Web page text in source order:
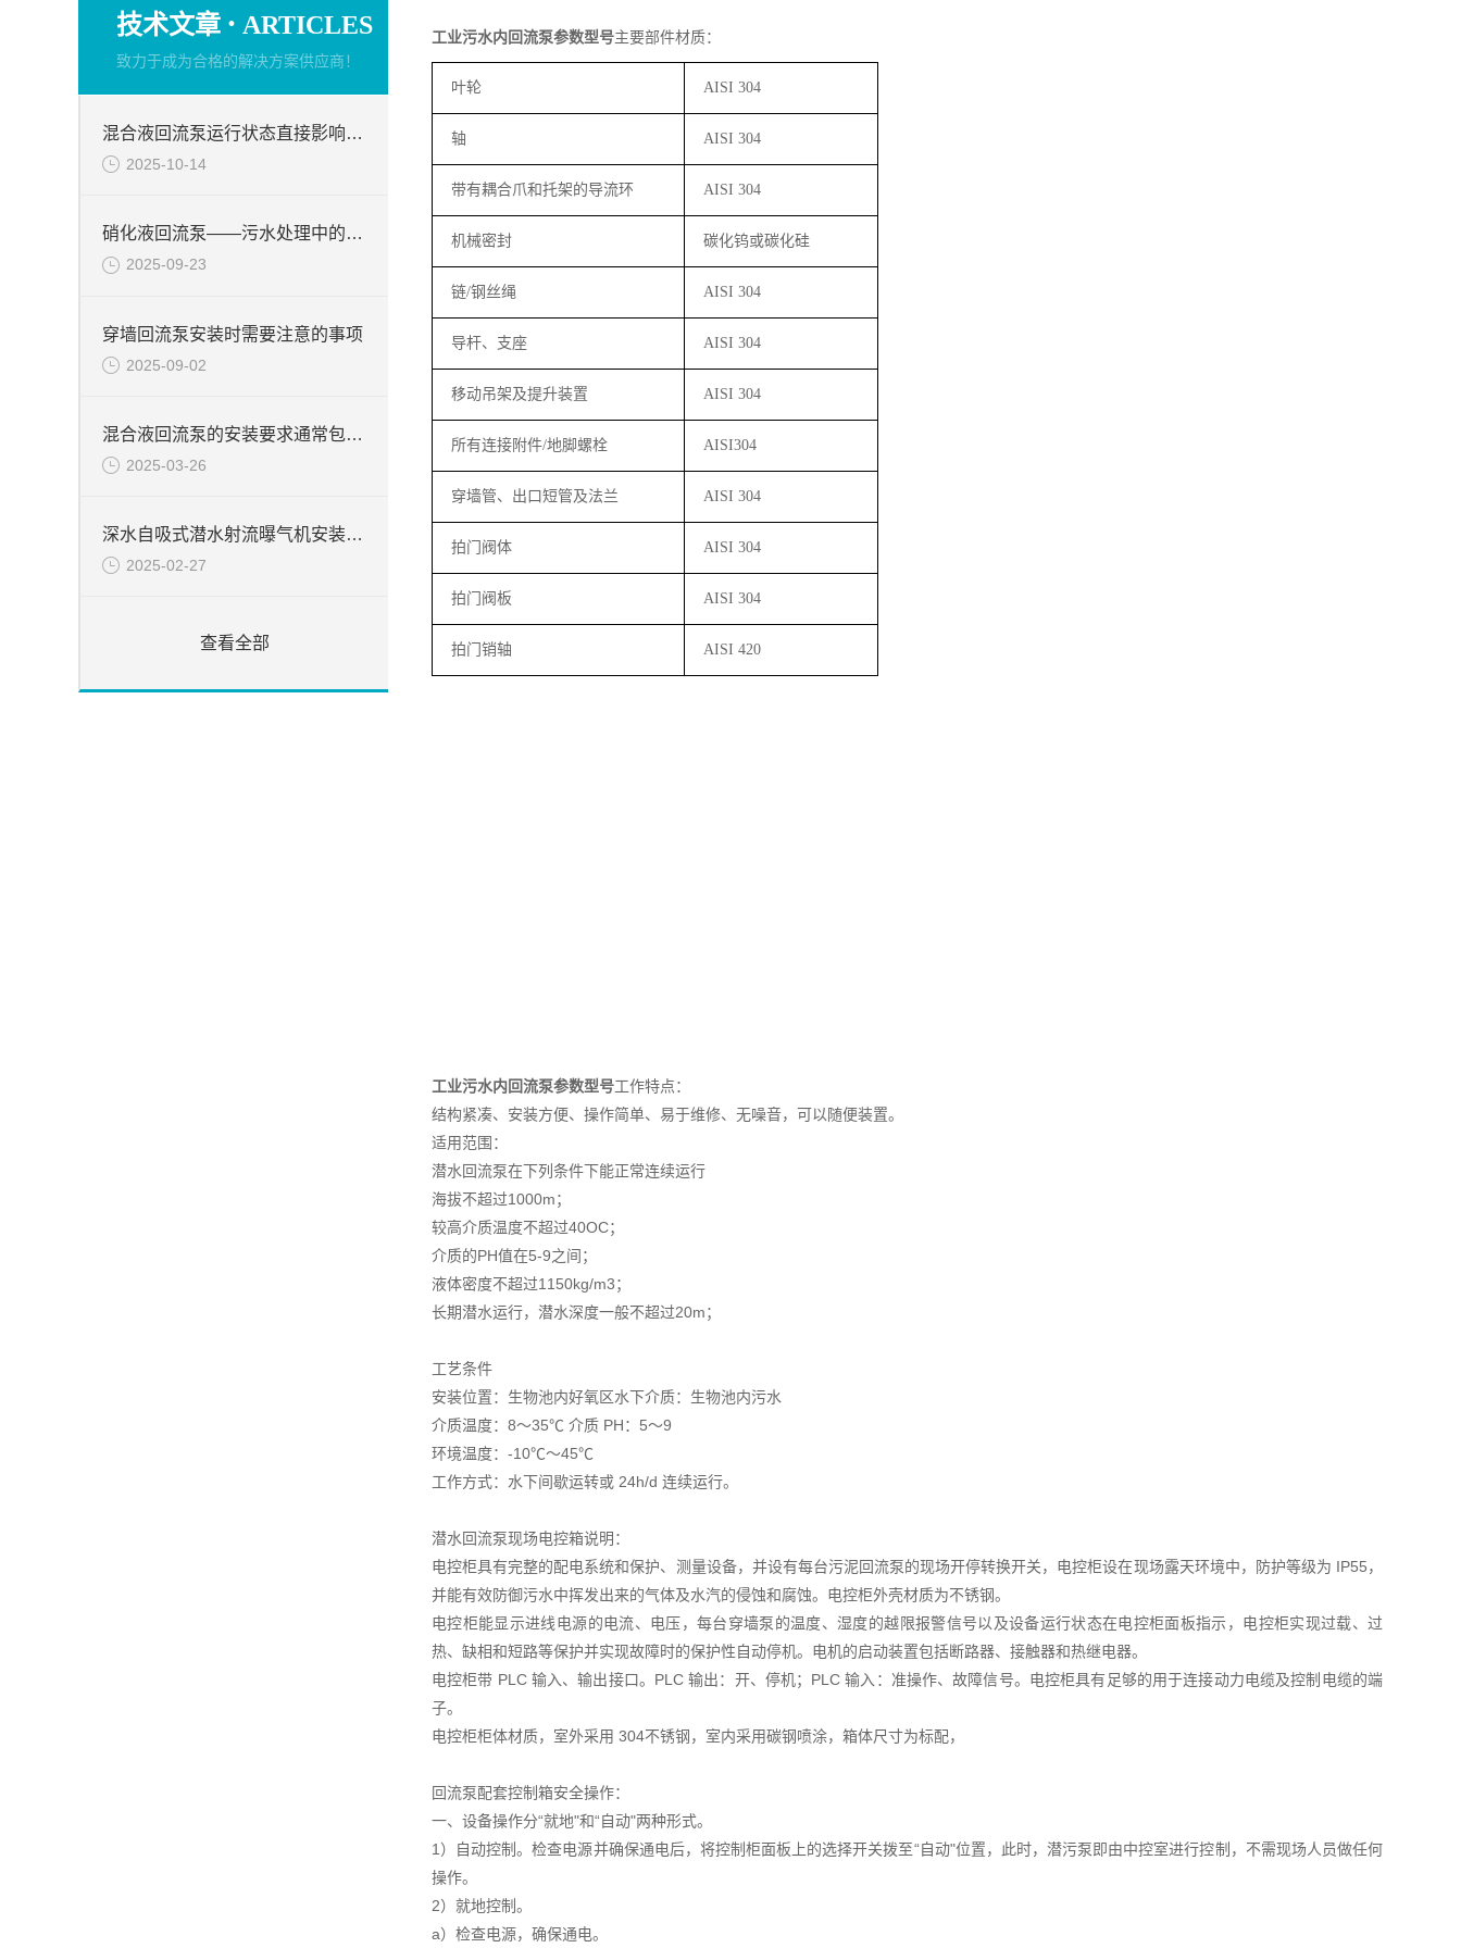
技术文章 · ARTICLES
致力于成为合格的解决方案供应商！
混合液回流泵运行状态直接影响整个工艺流程的稳定性与效率
2025-10-14
硝化液回流泵——污水处理中的关键角色
2025-09-23
穿墙回流泵安装时需要注意的事项
2025-09-02
混合液回流泵的安装要求通常包括以下几个方面
2025-03-26
深水自吸式潜水射流曝气机安装简介
2025-02-27
查看全部
工业污水内回流泵参数型号主要部件材质：
叶轮 AISI 304
轴 AISI 304
带有耦合爪和托架的导流环 AISI 304
机械密封 碳化钨或碳化硅
链/钢丝绳 AISI 304
导杆、支座 AISI 304
移动吊架及提升装置 AISI 304
所有连接附件/地脚螺栓 AISI304
穿墙管、出口短管及法兰 AISI 304
拍门阀体 AISI 304
拍门阀板 AISI 304
拍门销轴 AISI 420
工业污水内回流泵参数型号工作特点：
结构紧凑、安装方便、操作简单、易于维修、无噪音，可以随便装置。
适用范围：
潜水回流泵在下列条件下能正常连续运行
海拔不超过1000m；
较高介质温度不超过40OC；
介质的PH值在5-9之间；
液体密度不超过1150kg/m3；
长期潜水运行，潜水深度一般不超过20m；
工艺条件
安装位置：生物池内好氧区水下介质：生物池内污水
介质温度：8～35℃ 介质 PH：5～9
环境温度：-10℃～45℃
工作方式：水下间歇运转或 24h/d 连续运行。
潜水回流泵现场电控箱说明：
电控柜具有完整的配电系统和保护、测量设备，并设有每台污泥回流泵的现场开停转换开关，电控柜设在现场露天环境中，防护等级为 IP55，
并能有效防御污水中挥发出来的气体及水汽的侵蚀和腐蚀。电控柜外壳材质为不锈钢。
电控柜能显示进线电源的电流、电压，每台穿墙泵的温度、湿度的越限报警信号以及设备运行状态在电控柜面板指示，电控柜实现过载、过
热、缺相和短路等保护并实现故障时的保护性自动停机。电机的启动装置包括断路器、接触器和热继电器。
电控柜带 PLC 输入、输出接口。PLC 输出：开、停机；PLC 输入：准操作、故障信号。电控柜具有足够的用于连接动力电缆及控制电缆的端
子。
电控柜柜体材质，室外采用 304不锈钢，室内采用碳钢喷涂，箱体尺寸为标配，
回流泵配套控制箱安全操作：
一、设备操作分“就地"和“自动"两种形式。
1）自动控制。检查电源并确保通电后，将控制柜面板上的选择开关拨至“自动"位置，此时，潜污泵即由中控室进行控制，不需现场人员做任何
操作。
2）就地控制。
a）检查电源，确保通电。